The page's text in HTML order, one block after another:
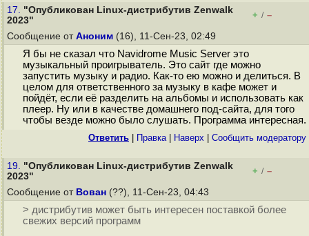
17. "Опубликован Linux-дистрибутив Zenwalk
2023"
+ / –
Сообщение от Аноним (16), 11-Сен-23, 02:49
Я бы не сказал что Navidrome Music Server это
музыкальный проигрыватель. Это сайт где можно
запустить музыку и радио. Как-то ею можно и делиться. В
целом для ответственного за музыку в кафе может и
пойдёт, если её разделить на альбомы и использовать как
плеер. Ну или в качестве домашнего под-сайта, для того
чтобы везде можно было слушать. Программа интересная.
Ответить Правка| Наверх Cообщить модератору
19. "Опубликован Linux-дистрибутив Zenwalk
2023"
+ / –
Сообщение от Вован (??), 11-Сен-23, 04:43
> дистрибутив может быть интересен поставкой более
свежих версий программ